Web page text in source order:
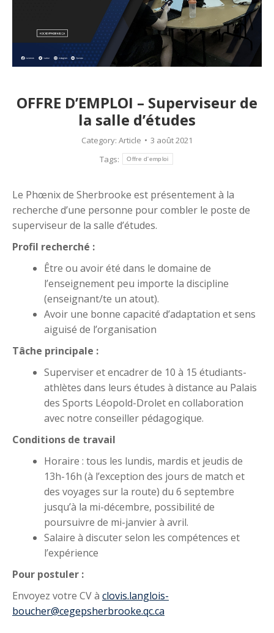
OFFRE D’EMPLOI – Superviseur de
la salle d’études
Category: Article
3 août 2021
Tags:
Offre d'emploi
Le Phœnix de Sherbrooke est présentement à la
recherche d’une personne pour combler le poste de
superviseur de la salle d’études.
Profil recherché :
Être ou avoir été dans le domaine de
l’enseignement peu importe la discipline
(enseignant/te un atout).
Avoir une bonne capacité d’adaptation et sens
aiguisé de l’organisation
Tâche principale :
Superviser et encadrer de 10 à 15 étudiants-
athlètes dans leurs études à distance au Palais
des Sports Léopold-Drolet en collaboration
avec notre conseiller pédagogique.
Conditions de travail
Horaire : tous les lundis, mardis et jeudis de
13h-16h (à l’exception des jours de match et
des voyages sur la route) du 6 septembre
jusqu’à la mi-décembre, possibilité de
poursuivre de mi-janvier à avril.
Salaire à discuter selon les compétences et
l’expérience
Pour postuler :
Envoyez votre CV à clovis.langlois-
boucher@cegepsherbrooke.qc.ca